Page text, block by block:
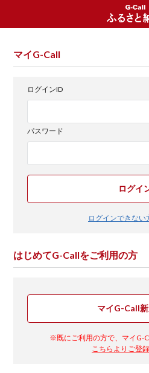
マイG-Call
ログインID
パスワード
ログイ
ログインできない
はじめてG-Callをご利用の方
マイG-Call
※既にご利用の方で、マイG-
こちらよりご登